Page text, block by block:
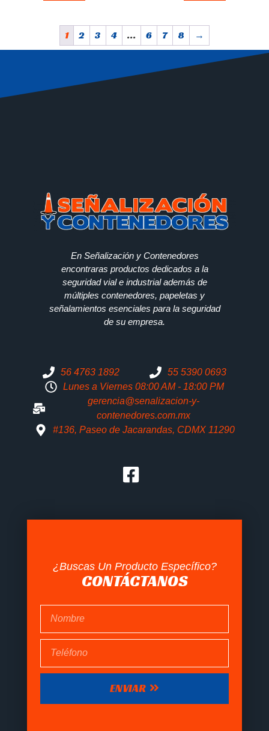
1 2 3 4 … 6 7 8 →
En Señalización y Contenedores
encontraras productos dedicados a la
seguridad vial e industrial además de
múltiples contenedores, papeletas y
señalamientos esenciales para la seguridad
de su empresa.
56 4763 1892
55 5390 0693
Lunes a Viernes 08:00 AM - 18:00 PM
gerencia@senalizacion-y-
contenedores.com.mx
#136, Paseo de Jacarandas, CDMX 11290
¿Buscas Un Producto Específico?
CONTÁCTANOS
ENVIAR